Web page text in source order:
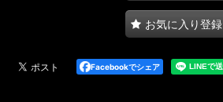
お気に入り登録
Facebookでシェア